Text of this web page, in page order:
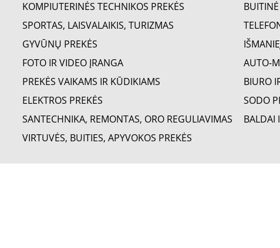
KOMPIUTERINĖS TECHNIKOS PREKĖS
SPORTAS, LAISVALAIKIS, TURIZMAS
GYVŪNŲ PREKĖS
SANTECHNIKA, REMONTAS, ORO REGULIAVIMAS
FOTO IR VIDEO ĮRANGA
AUTO-
PREKĖS VAIKAMS IR KŪDIKIAMS
BIURO
ELEKTROS PREKĖS
SODO
BALDAI
VIRTUVĖS, BUITIES, APYVOKOS PREKĖS